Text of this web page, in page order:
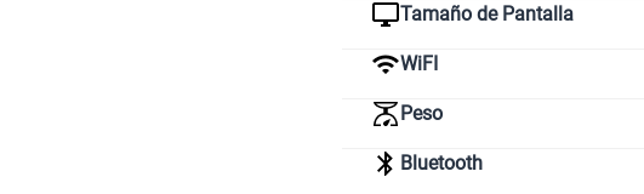
Tamaño de Pantalla
WiFI
Peso
Bluetooth